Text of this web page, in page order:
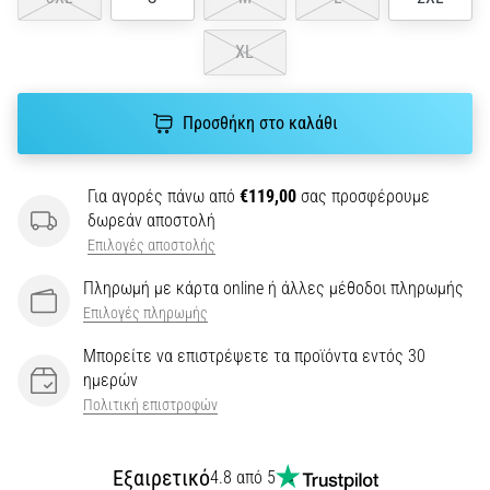
τρέξιμο;
από
συχνές
πελματιαία…
5. 8. 2026
Υπερπλήρωση
XL
Προσθήκη στο καλάθι
Για αγορές πάνω από €119,00 σας προσφέρουμε
δωρεάν αποστολή
Επιλογές αποστολής
Πληρωμή με κάρτα online ή άλλες μέθοδοι πληρωμής
Επιλογές πληρωμής
Μπορείτε να επιστρέψετε τα προϊόντα εντός 30
ημερών
Πολιτική επιστροφών
Εξαιρετικό4.8 από 5